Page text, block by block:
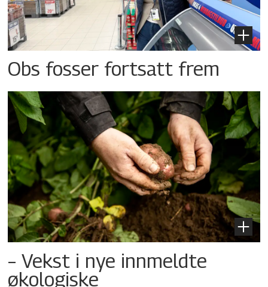
Obs fosser fortsatt frem
– Vekst i nye innmeldte
økologiske